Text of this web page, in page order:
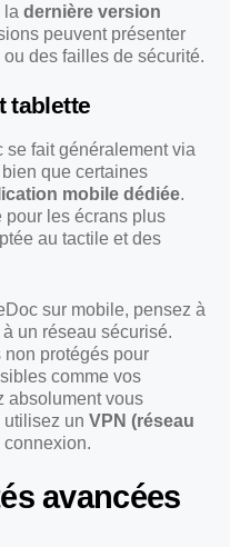
la dernière version
peuvent présenter
des failles de sécurité.
tablette
se fait généralement via
que certaines
mobile dédiée.
pour les écrans plus
au tactile et des
sur mobile, pensez à
un réseau sécurisé.
protégés pour
comme vos
absolument vous
un VPN (réseau
connexion.
avancées